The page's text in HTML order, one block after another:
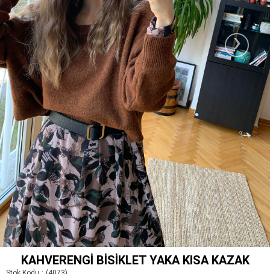
›
KAHVERENGI BISIKLET YAKA KISA KAZAK